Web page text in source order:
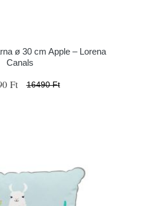
ø 30 cm Apple – Lorena
Canals
Ft 16490 Ft